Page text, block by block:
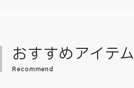
おすすめアイテム
Recommend